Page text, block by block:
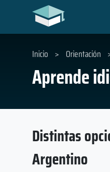
Aprende
Inicio > Orientación
Distintas
Argentino